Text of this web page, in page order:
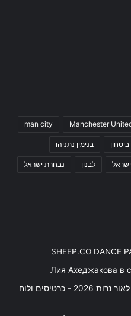
Manchester
man city
ביטחון בנימין נתניהו
ישראל לבנון נבחרת ישראל
SHEEP.CO DANCE
Лия Ахеджакова в
משופן ועד AC/DC - מופע פסנתר לאור נרות 2026 - כרטיסים ולוח